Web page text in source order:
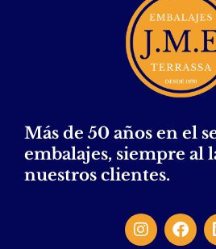
Más de 50 años en el
embalajes, siempre al
nuestros clientes.